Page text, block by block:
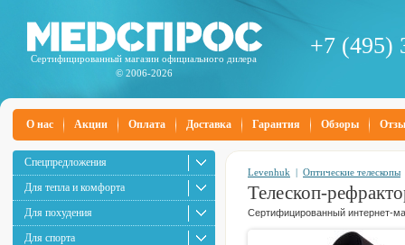
Сертифицированный магазин официального дилера
© 2006-2026
+7 (495)
О нас Акции Оплата Доставка Гарантия Обзоры
Спецпредложения
Для тепла и комфорта
Для похудения
Для спорта
Levenhuk | Оптические телескопы
Телескоп-
Сертифицированный интернет-